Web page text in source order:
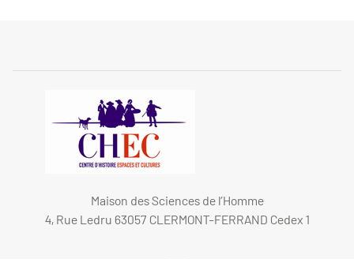
Maison des Sciences de l’Homme
4, Rue Ledru 63057 CLERMONT-FERRAND Cedex 1